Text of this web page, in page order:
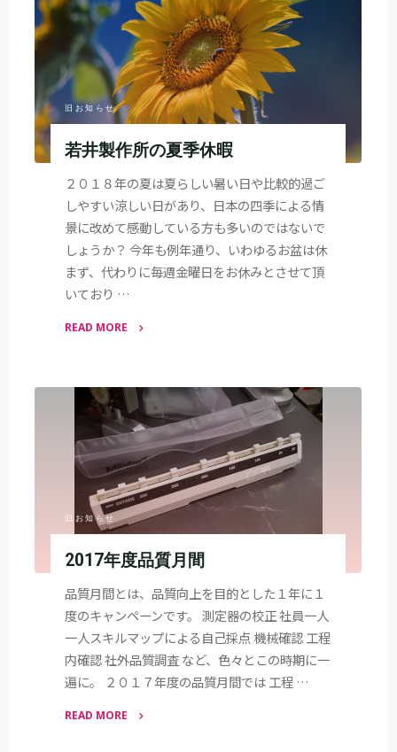
間"
旧お知らせ
若井製作所の夏季休暇
２０１８年の夏は夏らしい暑い日や比較的過ご
しやすい涼しい日があり、日本の四季による情
景に改めて感動している方も多いのではないで
しょうか？ 今年も例年通り、いわゆるお盆は休
まず、代わりに毎週金曜日をお休みとさせて頂
いており …
READ MORE
製
の
休
暇"
旧お知らせ
2017年度品質月間
品質月間とは、品質向上を目的とした１年に１
度のキャンペーンです。 測定器の校正 社員一人
一人スキルマップによる自己採点 機械確認 工程
内確認 社外品質調査 など、色々とこの時期に一
遍に。 ２０１７年度の品質月間では 工程 …
READ MORE